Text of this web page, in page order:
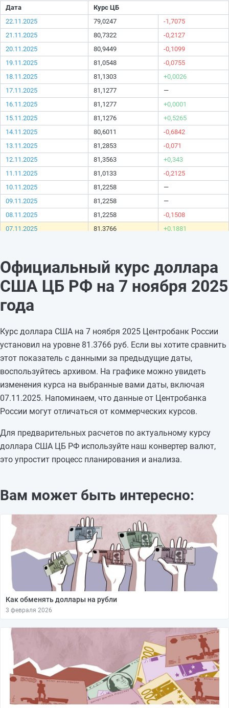
Дата
Курс ЦБ
22.11.2025
79,0247
-1,7075
21.11.2025
80,7322
-0,2127
20.11.2025
80,9449
-0,1099
19.11.2025
81,0548
-0,0755
18.11.2025
81,1303
+0,0026
17.11.2025
81,1277
—
16.11.2025
81,1277
+0,0001
15.11.2025
81,1276
+0,5265
14.11.2025
80,6011
-0,6842
13.11.2025
81,2853
-0,071
12.11.2025
81,3563
+0,343
11.11.2025
81,0133
-0,2125
10.11.2025
81,2258
—
09.11.2025
81,2258
—
08.11.2025
81,2258
-0,1508
07.11.2025
81,3766
+0,1881
04.11.2025
80,8862
—
03.11.2025
80,8862
—
-0,0895
01.11.2025
78,9849
26.10.2025
80,9714
—
25.10.2025
80,9714
-0,2977
Официальный курс доллара
США ЦБ РФ на 7 ноября 2025
года
Курс доллара США на 7 ноября 2025 Центробанк России
установил на уровне 81.3766 руб. Если вы хотите сравнить
этот показатель с данными за предыдущие даты,
воспользуйтесь архивом. На графике можно увидеть
изменения курса на выбранные вами даты, включая
07.11.2025. Напоминаем, что данные от Центробанка
России могут отличаться от коммерческих курсов.
Для предварительных расчетов по актуальному курсу
доллара США ЦБ РФ используйте наш конвертер валют,
это упростит процесс планирования и анализа.
Вам может быть интересно:
Как обменять доллары на рубли
3 февраля 2026